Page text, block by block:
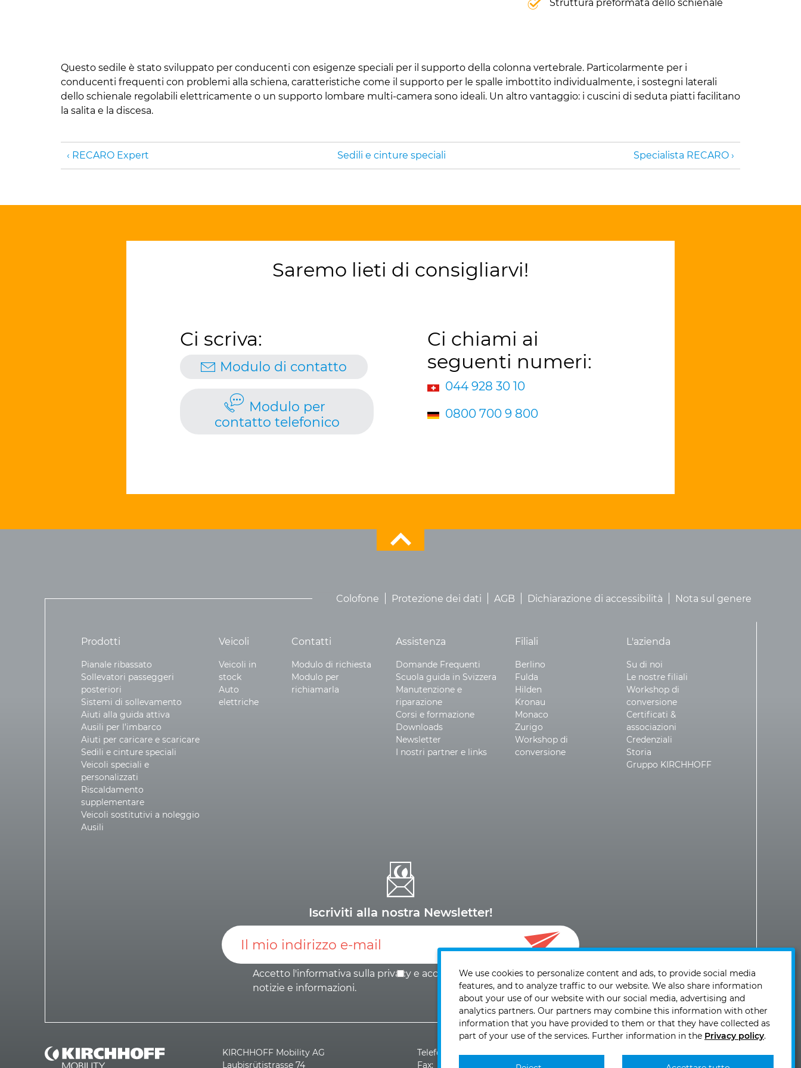
Struttura preformata dello schienale
Questo sedile è stato sviluppato per conducenti con esigenze speciali per il supporto della colonna vertebrale. Particolarmente per i
conducenti frequenti con problemi alla schiena, caratteristiche come il supporto per le spalle imbottito individualmente, i sostegni laterali
dello schienale regolabili elettricamente o un supporto lombare multi-camera sono ideali. Un altro vantaggio: i cuscini di seduta piatti facilitano
la salita e la discesa.
RECARO Expert Sedili e cinture speciali Specialista RECARO
Saremo lieti di consigliarvi!
Ci scriva:
Modulo di contatto
Modulo per
contatto telefonico
Ci chiami ai
seguenti numeri:
044 928 30 10
0800 700 9 800
Colofone Protezione dei dati AGB Dichiarazione di accessibilità Nota sul genere
Prodotti
Pianale ribassato
Sollevatori passeggeri
posteriori
Sistemi di sollevamento
Aiuti alla guida attiva
Ausili per l’imbarco
Aiuti per caricare e scaricare
Sedili e cinture speciali
Veicoli speciali e
personalizzati
Riscaldamento
supplementare
Veicoli sostitutivi a noleggio
Ausili
Veicoli
Veicoli in
stock
Auto
elettriche
Contatti
Modulo di richiesta
Modulo per
richiamarla
Assistenza
Domande Frequenti
Scuola guida in Svizzera
Manutenzione e
riparazione
Corsi e formazione
Downloads
Newsletter
I nostri partner e links
Filiali
Berlino
Fulda
Hilden
Kronau
Monaco
Zurigo
Workshop di
conversione
L'azienda
Su di noi
Le nostre filiali
Workshop di
conversione
Certificati &
associazioni
Credenziali
Storia
Gruppo KIRCHHOFF
Iscriviti alla nostra Newsletter!
Accetto l'informativa sulla privacy e acconsento all’invio di
notizie e informazioni.
KIRCHHOFF Mobility AG
Laubisrütistrasse 74
Telefono: +41 (0)44 - 928 30 10
Fax: +41 (0)44 - 928 30 19
We use cookies to personalize content and ads, to provide social media
features, and to analyze traffic to our website. We also share information
about your use of our website with our social media, advertising and
analytics partners. Our partners may combine this information with other
information that you have provided to them or that they have collected as
part of your use of the services. Further information in the Privacy policy.